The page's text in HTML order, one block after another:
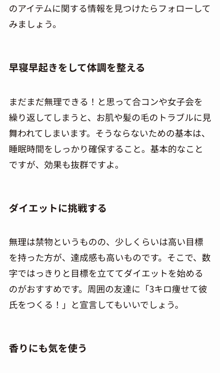
のアイテムに関する情報を見つけたらフォローして
みましょう。
早寝早起きをして体調を整える
まだまだ無理できる！と思って合コンや女子会を
繰り返してしまうと、お肌や髪の毛のトラブルに見
舞われてしまいます。そうならないための基本は、
睡眠時間をしっかり確保すること。基本的なこと
ですが、効果も抜群ですよ。
ダイエットに挑戦する
無理は禁物というものの、少しくらいは高い目標
を持った方が、達成感も高いものです。そこで、数
字ではっきりと目標を立ててダイエットを始める
のがおすすめです。周囲の友達に「3キロ痩せて彼
氏をつくる！」と宣言してもいいでしょう。
香りにも気を使う